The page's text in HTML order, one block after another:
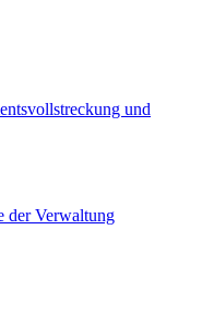
und
der Verwaltung